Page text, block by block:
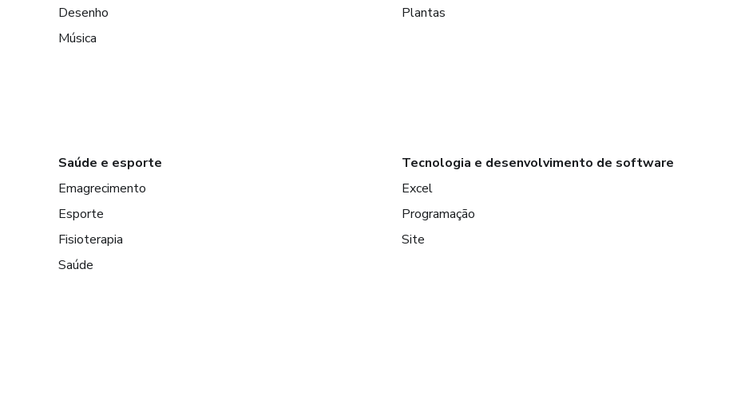
Desenho
Música
Plantas
Saúde e esporte
Emagrecimento
Esporte
Fisioterapia
Saúde
Tecnologia e desenvolvimento de software
Excel
Programação
Site